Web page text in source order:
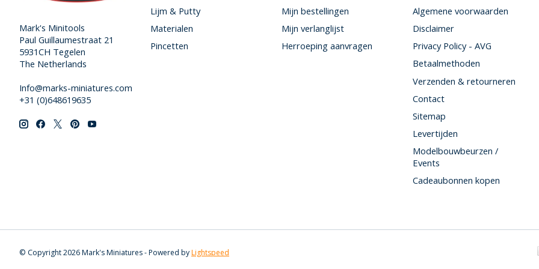
Mark's Minitools
Paul Guillaumestraat 21
5931CH Tegelen
The Netherlands
Info@marks-miniatures.com
+31 (0)648619635
Lijm & Putty
Materialen
Pincetten
Mijn bestellingen
Mijn verlanglijst
Herroeping aanvragen
Algemene voorwaarden
Disclaimer
Privacy Policy - AVG
Betaalmethoden
Verzenden & retourneren
Contact
Sitemap
Levertijden
Modelbouwbeurzen /
Events
Cadeaubonnen kopen
© Copyright 2026 Mark's Miniatures - Powered byLightspeed